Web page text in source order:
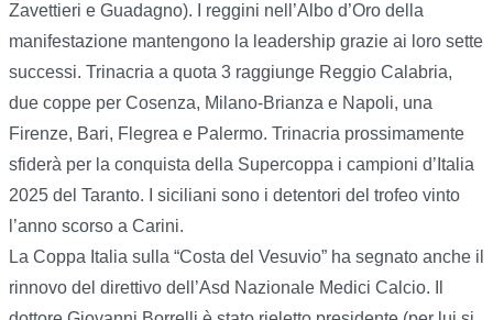
Zavettieri e Guadagno). I reggini nell’Albo d’Oro della
manifestazione mantengono la leadership grazie ai loro sette
successi. Trinacria a quota 3 raggiunge Reggio Calabria,
due coppe per Cosenza, Milano-Brianza e Napoli, una
Firenze, Bari, Flegrea e Palermo. Trinacria prossimamente
sfiderà per la conquista della Supercoppa i campioni d’Italia
2025 del Taranto. I siciliani sono i detentori del trofeo vinto
l’anno scorso a Carini.
La Coppa Italia sulla “Costa del Vesuvio” ha segnato anche il
rinnovo del direttivo dell’Asd Nazionale Medici Calcio. Il